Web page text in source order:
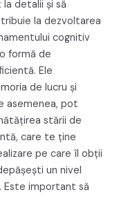
detalii și să
la dezvoltarea
cognitiv
formă de
Ele
de lucru și
asemenea, pot
stării de
care te ține
pe care îl obții
un nivel
important să